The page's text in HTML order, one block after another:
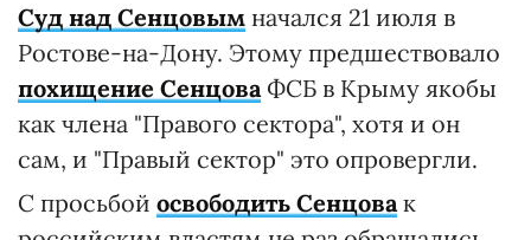
Суд над Сенцовым начался 21 июля в
Ростове-на-Дону. Этому предшествовало
похищение СенцоваФСБ в Крыму якобы
как члена "Правого сектора", хотя и он
сам, и "Правый сектор" это опровергли.
С просьбой освободить Сенцовак